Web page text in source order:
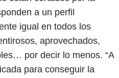
a un perfil
igual en todos los
aprovechados,
por decir lo menos. “A
para conseguir la